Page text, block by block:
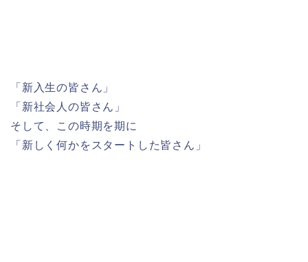
「新入生の皆さん」
「新社会人の皆さん」
そして、この時期を期に
「新しく何かをスタートした皆さん」